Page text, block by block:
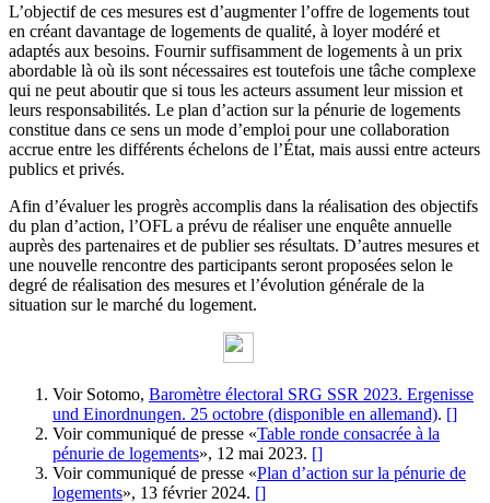
L’objectif de ces mesures est d’augmenter l’offre de logements tout
en créant davantage de logements de qualité, à loyer modéré et
adaptés aux besoins. Fournir suffisamment de logements à un prix
abordable là où ils sont nécessaires est toutefois une tâche complexe
qui ne peut aboutir que si tous les acteurs assument leur mission et
leurs responsabilités. Le plan d’action sur la pénurie de logements
constitue dans ce sens un mode d’emploi pour une collaboration
accrue entre les différents échelons de l’État, mais aussi entre acteurs
publics et privés.
Afin d’évaluer les progrès accomplis dans la réalisation des objectifs
du plan d’action, l’OFL a prévu de réaliser une enquête annuelle
auprès des partenaires et de publier ses résultats. D’autres mesures et
une nouvelle rencontre des participants seront proposées selon le
degré de réalisation des mesures et l’évolution générale de la
situation sur le marché du logement.
Voir Sotomo, Baromètre électoral SRG SSR 2023. Ergenisse
und Einordnungen. 25 octobre (disponible en allemand). []
Voir communiqué de presse «Table ronde consacrée à la
pénurie de logements», 12 mai 2023. []
Voir communiqué de presse «Plan d’action sur la pénurie de
logements», 13 février 2024. []